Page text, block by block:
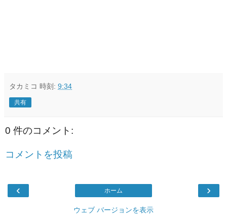
タカミコ 時刻: 9:34
共有
0 件のコメント:
コメントを投稿
‹ ›
ホーム
ウェブ バージョンを表示